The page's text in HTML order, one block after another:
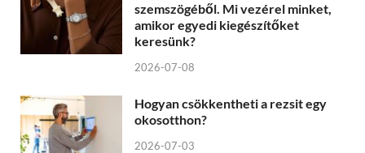
szemszögéből. Mi vezérel minket,
amikor egyedi kiegészítőket
keresünk?
2026-07-08
Hogyan csökkentheti a rezsit egy
okosotthon?
2026-07-03